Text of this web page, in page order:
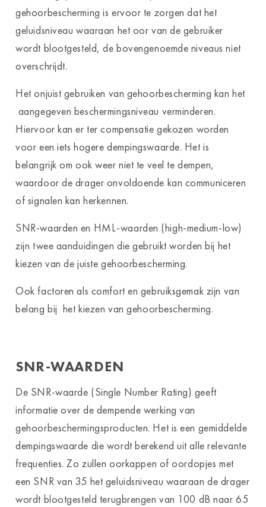
gehoorbescherming is ervoor te zorgen dat het
geluidsniveau waaraan het oor van de gebruiker
wordt blootgesteld, de bovengenoemde niveaus niet
overschrijdt.
Het onjuist gebruiken van gehoorbescherming kan het
aangegeven beschermingsniveau verminderen.
Hiervoor kan er ter compensatie gekozen worden
voor een iets hogere dempingswaarde. Het is
belangrijk om ook weer niet te veel te dempen,
waardoor de drager onvoldoende kan communiceren
of signalen kan herkennen.
SNR-waarden en HML-waarden (high-medium-low)
zijn twee aanduidingen die gebruikt worden bij het
kiezen van de juiste gehoorbescherming.
Ook factoren als comfort en gebruiksgemak zijn van
belang bij het kiezen van gehoorbescherming.
SNR-WAARDEN
De SNR-waarde (Single Number Rating) geeft
informatie over de dempende werking van
gehoorbeschermingsproducten. Het is een gemiddelde
dempingswaarde die wordt berekend uit alle relevante
frequenties. Zo zullen oorkappen of oordopjes met
een SNR van 35 het geluidsniveau waaraan de drager
wordt blootgesteld terugbrengen van 100 dB naar 65